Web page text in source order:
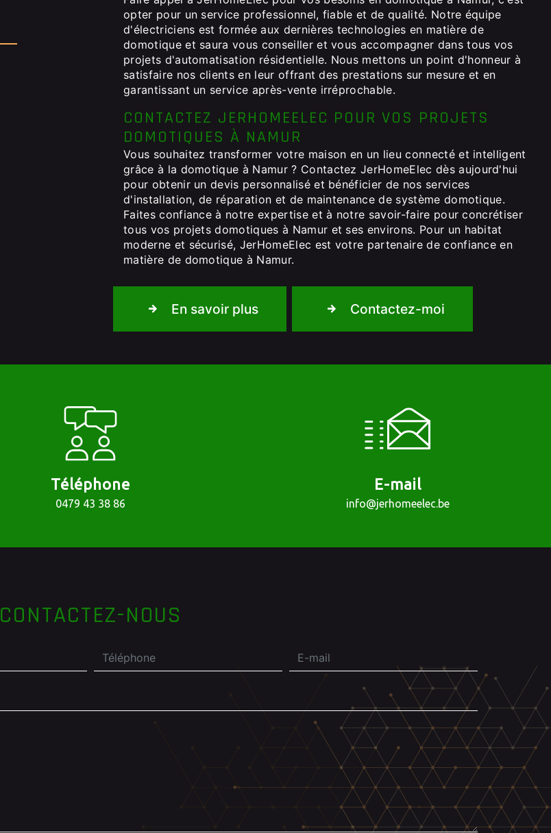
opter pour un service professionnel, fiable et de qualité. Notre équipe
d'électriciens est formée aux dernières technologies en matière de
domotique et saura vous conseiller et vous accompagner dans tous vos
projets d'automatisation résidentielle. Nous mettons un point d'honneur à
satisfaire nos clients en leur offrant des prestations sur mesure et en
garantissant un service après-vente irréprochable.
CONTACTEZ JERHOMEELEC POUR VOS PROJETS
DOMOTIQUES À NAMUR
Vous souhaitez transformer votre maison en un lieu connecté et intelligent
grâce à la domotique à Namur ? Contactez JerHomeElec dès aujourd'hui
pour obtenir un devis personnalisé et bénéficier de nos services
d'installation, de réparation et de maintenance de système domotique.
Faites confiance à notre expertise et à notre savoir-faire pour concrétiser
tous vos projets domotiques à Namur et ses environs. Pour un habitat
moderne et sécurisé, JerHomeElec est votre partenaire de confiance en
matière de domotique à Namur.
En savoir plus Contactez-moi
Téléphone
0479 43 38 86
E-mail
info@jerhomeelec.be
CONTACTEZ-NOUS